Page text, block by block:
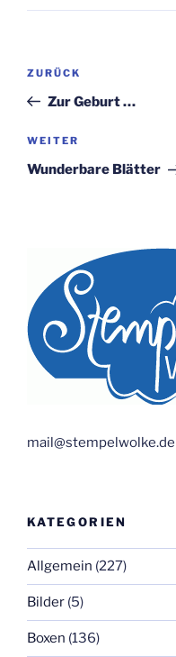
Beitragsnavigation
Vorheriger
Beitrag
ZURÜCK
Zur Geburt …
Nächster
Beitrag
WEITER
Wunderbare Blätter
mail@stempelwolke.de
KATEGORIEN
Allgemein (227)
Bilder (5)
Boxen (136)